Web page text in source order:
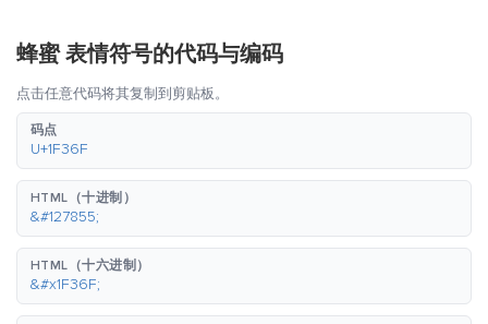
蜂蜜 表情符号的代码与编码
点击任意代码将其复制到剪贴板。
码点
U+1F36F
HTML（十进制）
&#127855;
HTML（十六进制）
&#x1F36F;